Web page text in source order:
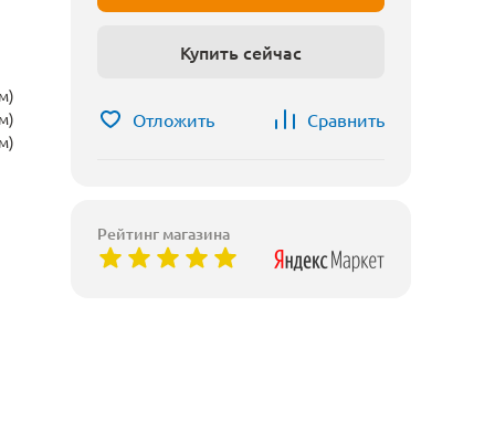
Купить сейчас
Отложить Сравнить
Рейтинг магазина